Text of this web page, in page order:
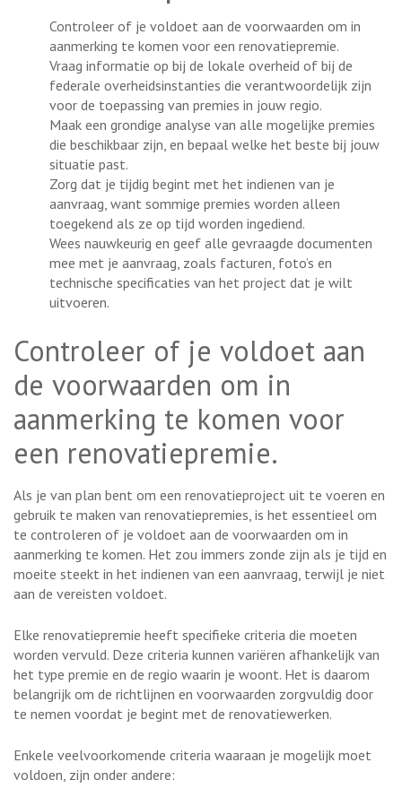
Controleer of je voldoet aan de voorwaarden om in
aanmerking te komen voor een renovatiepremie.
Vraag informatie op bij de lokale overheid of bij de
federale overheidsinstanties die verantwoordelijk zijn
voor de toepassing van premies in jouw regio.
Maak een grondige analyse van alle mogelijke premies
die beschikbaar zijn, en bepaal welke het beste bij jouw
situatie past.
Zorg dat je tijdig begint met het indienen van je
aanvraag, want sommige premies worden alleen
toegekend als ze op tijd worden ingediend.
Wees nauwkeurig en geef alle gevraagde documenten
mee met je aanvraag, zoals facturen, foto’s en
technische specificaties van het project dat je wilt
uitvoeren.
Controleer of je voldoet aan
de voorwaarden om in
aanmerking te komen voor
een renovatiepremie.
Als je van plan bent om een renovatieproject uit te voeren en
gebruik te maken van renovatiepremies, is het essentieel om
te controleren of je voldoet aan de voorwaarden om in
aanmerking te komen. Het zou immers zonde zijn als je tijd en
moeite steekt in het indienen van een aanvraag, terwijl je niet
aan de vereisten voldoet.
Elke renovatiepremie heeft specifieke criteria die moeten
worden vervuld. Deze criteria kunnen variëren afhankelijk van
het type premie en de regio waarin je woont. Het is daarom
belangrijk om de richtlijnen en voorwaarden zorgvuldig door
te nemen voordat je begint met de renovatiewerken.
Enkele veelvoorkomende criteria waaraan je mogelijk moet
voldoen, zijn onder andere: